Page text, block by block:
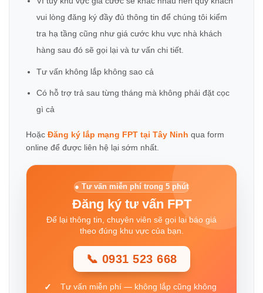
vui lòng đăng ký đầy đủ thông tin để chúng tôi kiểm
tra hạ tầng cũng như giá cước khu vực nhà khách
hàng sau đó sẽ gọi lại và tư vấn chi tiết.
Tư vấn không lắp không sao cả
Có hỗ trợ trả sau từng tháng mà không phải đặt cọc
gì cả
Hoặc Đăng ký lắp mạng FPT tại Tây Ninh qua form
online để được liên hệ lại sớm nhất.
● Tư vấn miễn phí trong 5 phút
Đăng ký tư vấn FPT
Để lại thông tin, chuyên viên sẽ gọi lại báo giá
theo đúng khu vực của bạn.
📞 0931 523 668
Tư vấn miễn phí — không lắp cũng không